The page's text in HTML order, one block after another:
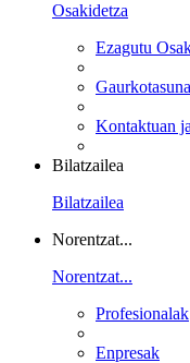
Osakidetza
Ezagutu
Gaurkotasuna
Kontaktuan
Bilatzailea
Bilatzailea
Norentzat...
Norentzat...
Profesionalak
Enpresak